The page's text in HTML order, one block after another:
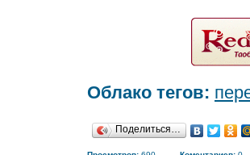
Облако тегов:
Поделиться…